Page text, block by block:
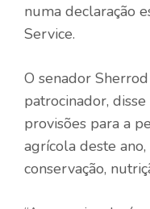
numa declaração
Service.
O senador
patrocinador,
provisões para a
agrícola deste
conservação,